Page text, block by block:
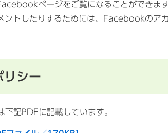
ページをご覧になることができま
ントしたりするためには、Facebookのアカ
シー
記PDFに記載しています。